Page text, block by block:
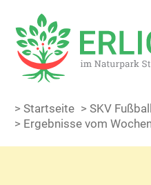
> Startseite > SKV Fußball
> Ergebnisse vom